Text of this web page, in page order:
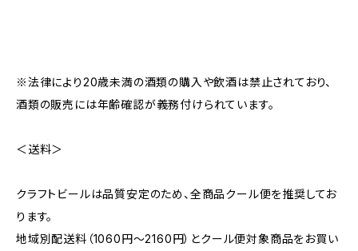
※法律により20歳未満の酒類の購入や飲酒は禁止されており、
酒類の販売には年齢確認が義務付けられています。
＜送料＞
クラフトビールは品質安定のため、全商品クール便を推奨してお
ります。
地域別配送料（1060円～2160円）とクール便対象商品をお買い